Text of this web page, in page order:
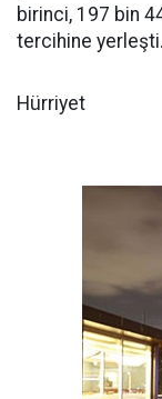
birinci, 197 bin
tercihine yerleşti.
Hürriyet